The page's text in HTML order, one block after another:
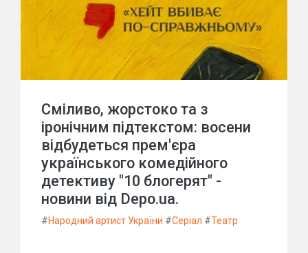
Сміливо, жорстоко та з
іронічним підтекстом: восени
відбудеться прем'єра
українського комедійного
детективу "10 блогерят" -
новини від Depo.ua.
#Народний артист України #Серіал #Театр